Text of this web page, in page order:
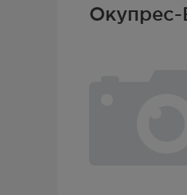
Окупрес-